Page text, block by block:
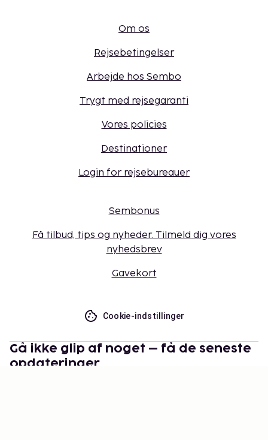
Om os
Rejsebetingelser
Arbejde hos Sembo
Trygt med rejsegaranti
Vores policies
Destinationer
Login for rejsebureauer
Sembonus
Få tilbud, tips og nyheder. Tilmeld dig vores
nyhedsbrev
Gavekort
Cookie-indstillinger
Gå ikke glip af noget – få de seneste
opdateringer